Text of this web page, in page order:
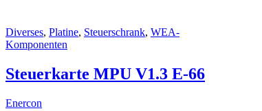
Diverses, Platine, Steuerschrank, WEA-
Komponenten
Steuerkarte MPU V1.3 E-66
Enercon